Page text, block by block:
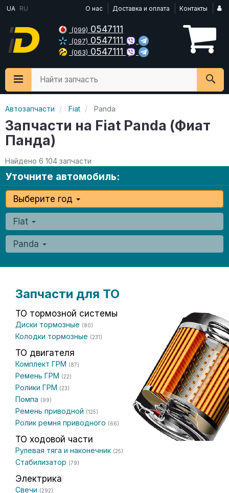
UA RU О нас Доставка и оплата Контакты
(099) 0547111
(097) 0547111
(063) 0547111
Найти запчасть
Автозапчасти Fiat Panda
Запчасти на Fiat Panda (Фиат
Панда)
Найдено 6 104 запчасти
Уточните автомобиль:
Выберите год
Fiat
Panda
Запчасти для ТО
ТО тормозной системы
Диски тормозные (80)
Колодки тормозные (231)
ТО двигателя
Комплект ГРМ (87)
Ремень ГРМ (22)
Ролики ГРМ (23)
Помпа (99)
Ремень приводной (125)
Ролик ремня приводного (66)
ТО ходовой части
Рулевая тяга и наконечник (25)
Стабилизатор (79)
Электрика
Свечи (292)